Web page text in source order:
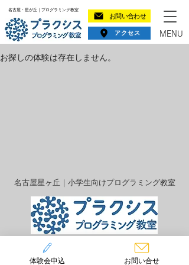
​名古屋・星が丘｜プログラミング教室
お問い合わせ
アクセス MENU
お探しの体験は存在しません。
​名古屋星ヶ丘｜小学生向けプログラミング教室
〒464-0808
名古屋市千種区星が丘山手115番地
体験会申込 お問い合せ